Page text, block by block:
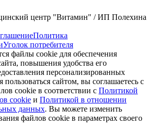
центр "Витамин" / ИП Полехина
Политика
Уголок потребителя
файлы cookie для обеспечения
повышения удобства его
персонализированных
сайтом, вы соглашаетесь с
cookie в соответствии с Политикой
cookie и Политикой в отношении
данных. Вы можете изменить
файлов cookie в параметрах своего